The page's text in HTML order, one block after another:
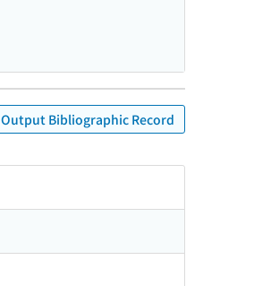
Output Bibliographic Record